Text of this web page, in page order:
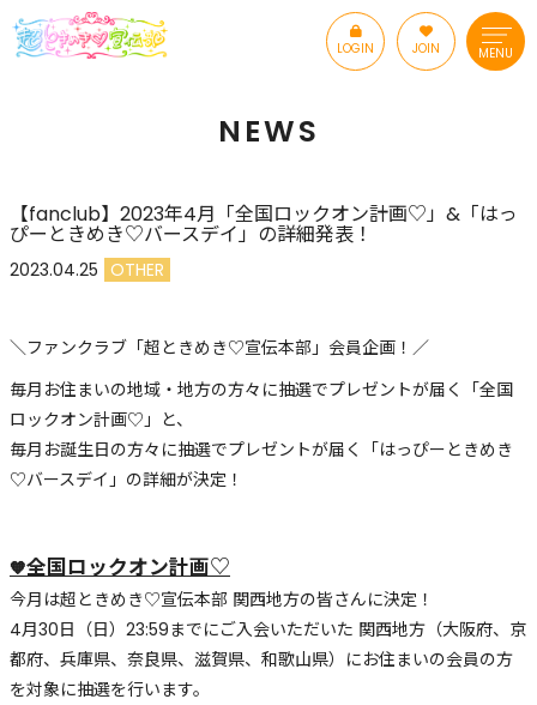
LOGIN JOIN MENU
NEWS
【fanclub】2023年4月「全国ロックオン計画♡」&「はっ
ぴーときめき♡バースデイ」の詳細発表！
2023.04.25 OTHER
＼ファンクラブ「超ときめき♡宣伝本部」会員企画！／
毎月お住まいの地域・地方の方々に抽選でプレゼントが届く「全国
ロックオン計画♡」と、
毎月お誕生日の方々に抽選でプレゼントが届く「はっぴーときめき
♡バースデイ」の詳細が決定！
🧡全国ロックオン計画♡
今月は超ときめき♡宣伝本部 関西地方の皆さんに決定！
4月30日（日）23:59までにご入会いただいた 関西地方（大阪府、京
都府、兵庫県、奈良県、滋賀県、和歌山県）にお住まいの会員の方
を対象に抽選を行います。